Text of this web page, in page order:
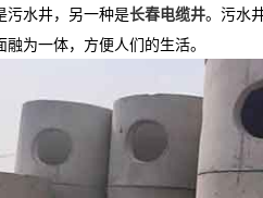
污水井，另一种是长春电缆井。污水
为一体，方便人们的生活。